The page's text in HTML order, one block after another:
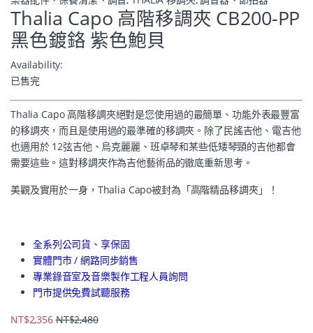
Thalia Capo 高階移調夾 CB200-PP
黑色鍍鉻 紫色鮑貝
Availability:
已售完
Thalia Capo 高階移調夾絕對是您使用過的最簡單、功能外表最豐富
的移調夾，而且是使用過的最準確的移調夾。除了民謠吉他、電吉他
也適用於 12弦吉他、烏克麗麗、班卓琴和某些低矮琴頸的吉他都會
需要這些。這對移調夾作為吉他藝術品的徹底重新思考。
美觀及實用於一身，Thalia Capo被封為「高階精品移調夾」！
全系列公司貨、享保固
實體門市 / 網路同步銷售
專業錄音室及音樂製作工程人員詢問
門市提供免費試聽服務
NT$2,356 NT$2,480